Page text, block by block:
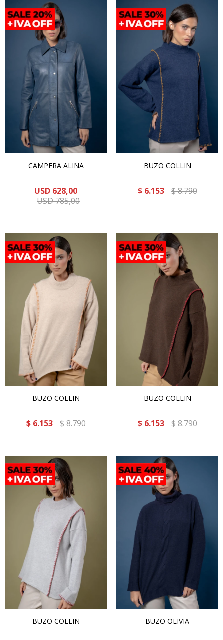
CAMPERA ALINA
USD 628,00
USD785,00
BUZO COLLIN
$ 6.153 $8.790
BUZO COLLIN
$ 6.153 $8.790
BUZO COLLIN
$ 6.153 $8.790
BUZO COLLIN BUZO OLIVIA